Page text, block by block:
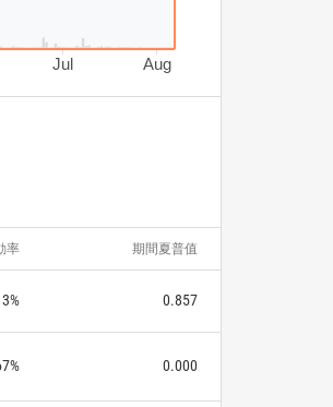
Jul Aug
率 期間夏普值
0.857
0.000